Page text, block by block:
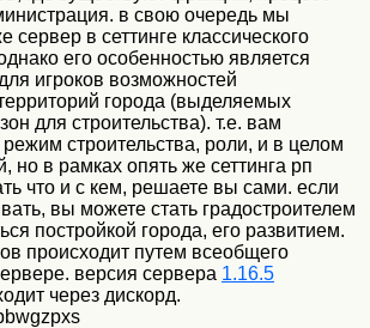
в свою очередь мы
сервер в сеттинге классического
его особенностью является
игроков возможностей
города (выделяемых
для строительства). т.е. вам
строительства, роли, и в целом
но в рамках опять же сеттинга рп
что и с кем, решаете вы сами. если
вы можете стать градостроителем
постройкой города, его развитием.
происходит путем всеобщего
версия сервера 1.16.5
через дискорд.